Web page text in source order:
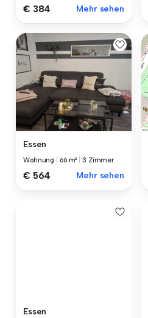
€ 384 Mehr sehen
Essen
Wohnung 66 m² |3 Zimmer
€ 564 Mehr sehen
Essen